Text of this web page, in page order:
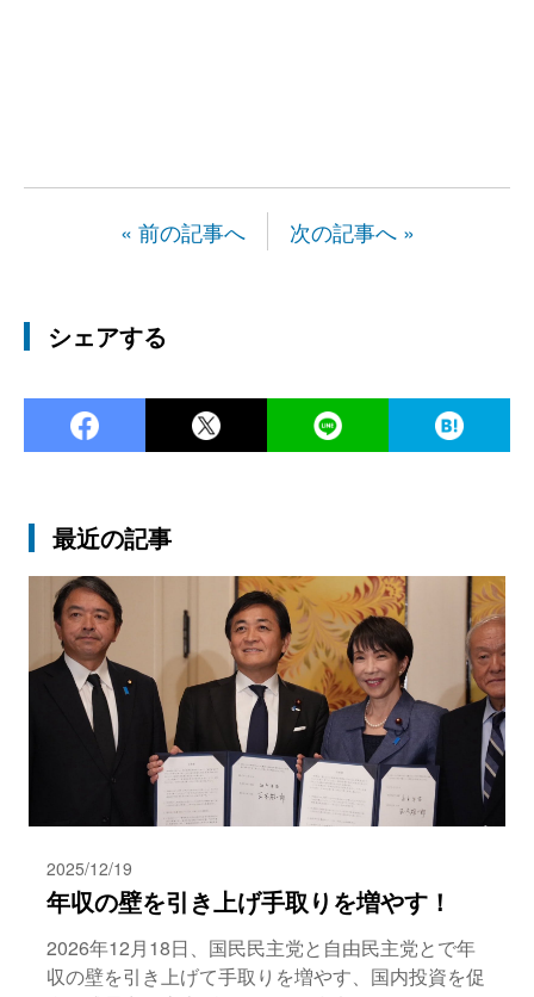
« 前の記事へ 次の記事へ »
シェアする
Facebook Twitter
最近の記事
2025/12/19
年収の壁を引き上げ手取りを増やす！
2026年12月18日、国民民主党と自由民主党とで年
収の壁を引き上げて手取りを増やす、国内投資を促